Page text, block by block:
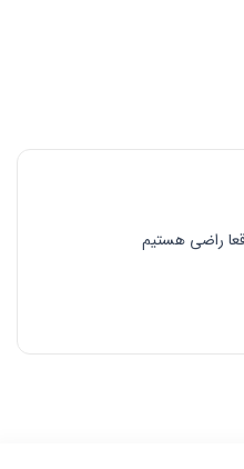
راضی هستیم